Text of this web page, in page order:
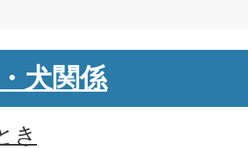
犬関係
き